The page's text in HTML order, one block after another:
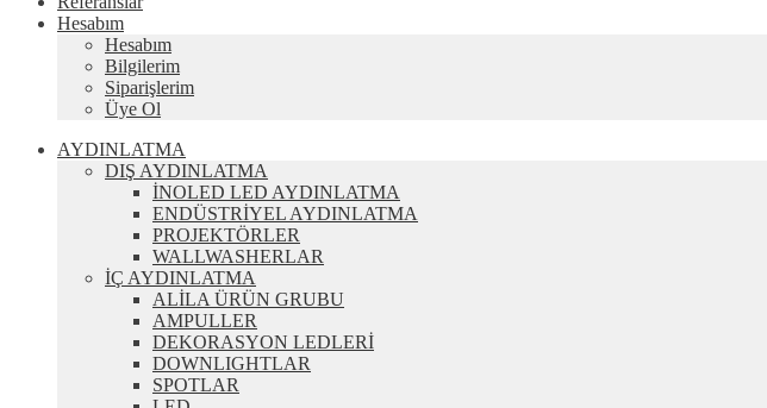
Hesabım
Hesabım
Bilgilerim
Siparişlerim
Üye Ol
AYDINLATMA
DIŞ AYDINLATMA
İNOLED LED AYDINLATMA
ENDÜSTRİYEL AYDINLATMA
PROJEKTÖRLER
WALLWASHERLAR
İÇ AYDINLATMA
ALİLA ÜRÜN GRUBU
AMPULLER
DEKORASYON LEDLERİ
DOWNLIGHTLAR
SPOTLAR